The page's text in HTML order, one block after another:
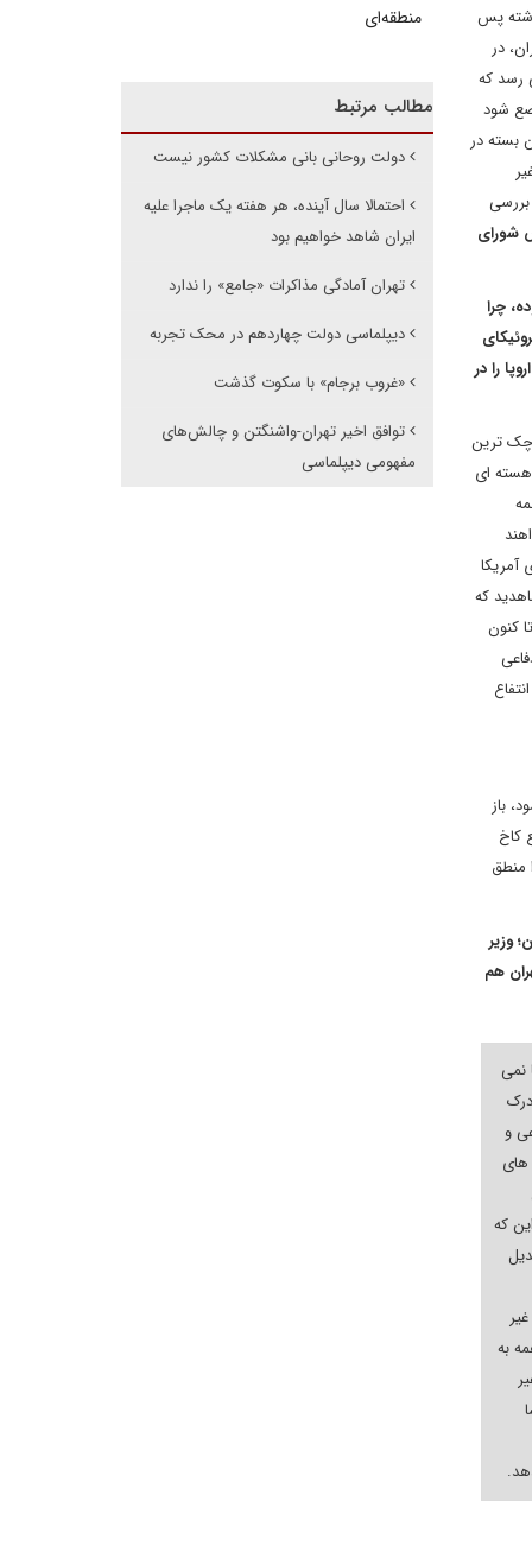
پس
در
رسد که
شود
بسته در
بررسی
شورای
چرا
را در
ترین
هسته ای
همه
آمریکا
که
از بسیاری از پیمان های جهانی به راحتی خارج شده، اما پس از گذشت بیش از 14 ماه تا کنون
باز
کاخ
منطق
وزیر
هم
نمی
و
که
به
منطقه‌ای
مطالب مرتبط
دولت روحانی بانی مشکلات کشور نیست
احتمالا سال آینده، هر هفته یک ماجرا علیه
ایران شاهد خواهیم بود
تهران آمادگی مذاکرات «جامع» را ندارد
دیپلماسی دولت چهاردهم در محک تجربه
«غروب برجام» با سکوت گذشت
توافق اخیر تهران-واشنگتن و چالش‌های
مفهومی دیپلماسی